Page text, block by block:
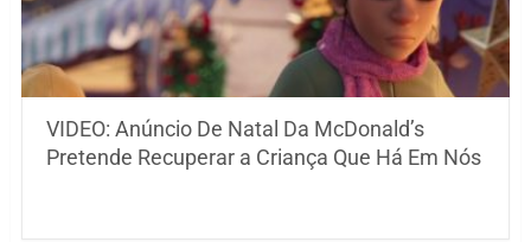
VIDEO: Anúncio De Natal Da McDonald’s
Pretende Recuperar a Criança Que Há Em Nós